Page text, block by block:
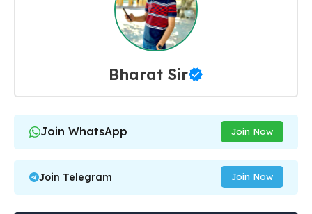
Bharat Sir
Join WhatsApp Join Now
Join Telegram Join Now